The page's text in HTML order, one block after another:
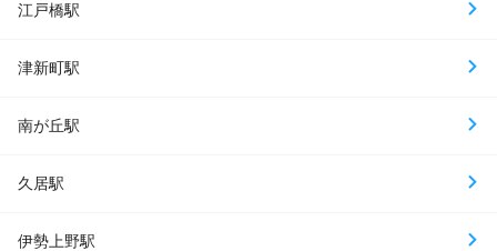
江戸橋駅
津新町駅
南が丘駅
久居駅
伊勢上野駅